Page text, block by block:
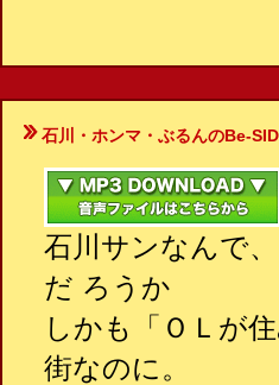
石川・ホンマ・ぶるんのBe-
石川サンなんで
だ ろうか
しかも「ＯＬが
街なのに。